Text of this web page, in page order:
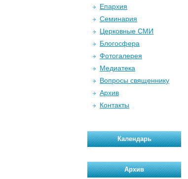
Епархия
Семинария
Церковные СМИ
Блогосфера
Фотогалерея
Медиатека
Вопросы священнику
Архив
Контакты
Календарь
Архив